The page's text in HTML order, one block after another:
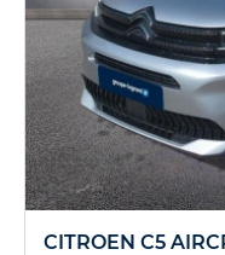
CITROEN C5